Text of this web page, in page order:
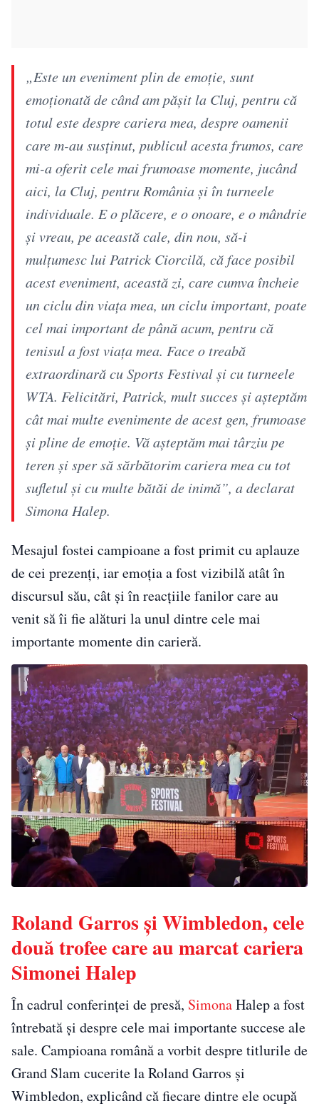
„Este un eveniment plin de emoție, sunt
emoționată de când am pășit la Cluj, pentru că
totul este despre cariera mea, despre oamenii
care m-au susținut, publicul acesta frumos, care
mi-a oferit cele mai frumoase momente, jucând
aici, la Cluj, pentru România și în turneele
individuale. E o plăcere, e o onoare, e o mândrie
și vreau, pe această cale, din nou, să-i
mulțumesc lui Patrick Ciorcilă, că face posibil
acest eveniment, această zi, care cumva încheie
un ciclu din viața mea, un ciclu important, poate
cel mai important de până acum, pentru că
tenisul a fost viața mea. Face o treabă
extraordinară cu Sports Festival și cu turneele
WTA. Felicitări, Patrick, mult succes și așteptăm
cât mai multe evenimente de acest gen, frumoase
și pline de emoție. Vă așteptăm mai târziu pe
teren și sper să sărbătorim cariera mea cu tot
sufletul și cu multe bătăi de inimă”, a declarat
Simona Halep.
Mesajul fostei campioane a fost primit cu aplauze
de cei prezenți, iar emoția a fost vizibilă atât în
discursul său, cât și în reacțiile fanilor care au
venit să îi fie alături la unul dintre cele mai
importante momente din carieră.
Roland Garros și Wimbledon, cele
două trofee care au marcat cariera
Simonei Halep
În cadrul conferinței de presă, SimonaHalep a fost
întrebată și despre cele mai importante succese ale
sale. Campioana română a vorbit despre titlurile de
Grand Slam cucerite la Roland Garros și
Wimbledon, explicând că fiecare dintre ele ocupă